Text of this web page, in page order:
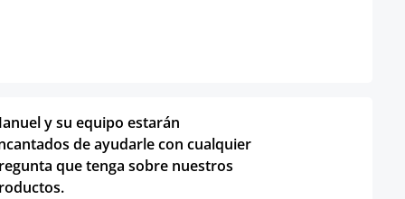
y su equipo estarán
de ayudarle con cualquier
que tenga sobre nuestros